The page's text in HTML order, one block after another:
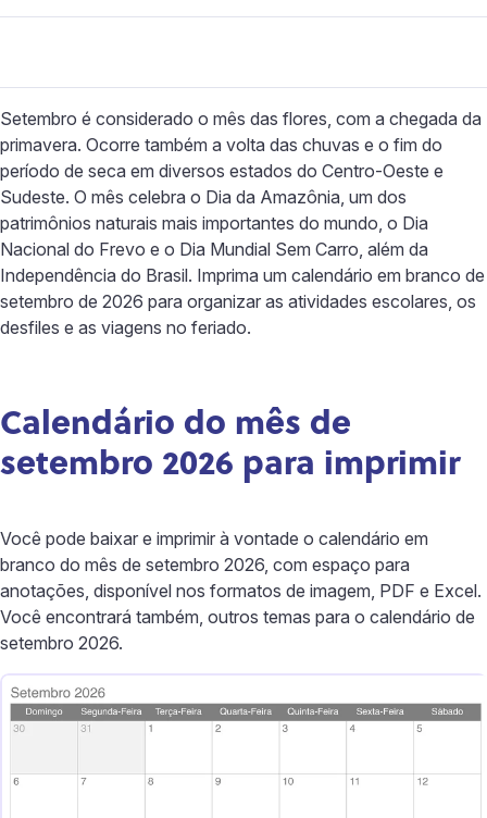
Setembro é considerado o mês das flores, com a chegada da
primavera. Ocorre também a volta das chuvas e o fim do
período de seca em diversos estados do Centro-Oeste e
Sudeste. O mês celebra o Dia da Amazônia, um dos
patrimônios naturais mais importantes do mundo, o Dia
Nacional do Frevo e o Dia Mundial Sem Carro, além da
Independência do Brasil. Imprima um calendário em branco de
setembro de 2026 para organizar as atividades escolares, os
desfiles e as viagens no feriado.
Calendário do mês de
setembro 2026 para imprimir
Você pode baixar e imprimir à vontade o calendário em
branco do mês de setembro 2026, com espaço para
anotações, disponível nos formatos de imagem, PDF e Excel.
Você encontrará também, outros temas para o calendário de
setembro 2026.